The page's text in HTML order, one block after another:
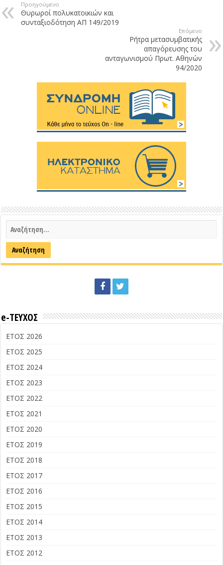
Προηγούμενο
Θυρωροί πολυκατοικιών και
συνταξιοδότηση ΑΠ 149/2019
Επόμενο
Ρήτρα μετασυμβατικής
απαγόρευσης του
ανταγωνισμού Πρωτ. Αθηνών
94/2020
e-ΤΕΥΧΟΣ
ΕΤΟΣ 2026
ΕΤΟΣ 2025
ΕΤΟΣ 2024
ΕΤΟΣ 2023
ΕΤΟΣ 2022
ΕΤΟΣ 2021
ΕΤΟΣ 2020
ΕΤΟΣ 2019
ΕΤΟΣ 2018
ΕΤΟΣ 2017
ΕΤΟΣ 2016
ΕΤΟΣ 2015
ΕΤΟΣ 2014
ΕΤΟΣ 2013
ΕΤΟΣ 2012